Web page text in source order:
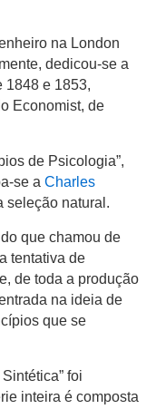
na London
dedicou-se a
1848 e 1853,
Economist, de
de Psicologia”,
se a Charles
seleção natural.
que chamou de
tentativa de
de toda a produção
na ideia de
que se
foi
inteira é composta